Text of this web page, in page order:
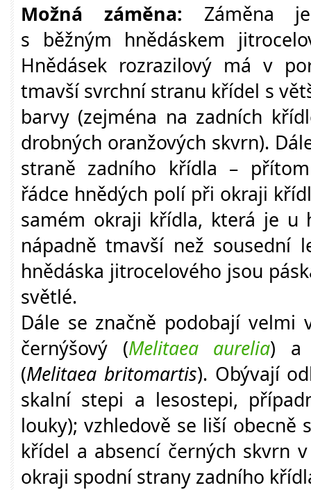
Možná záměna: Záměna je
s běžným hnědáskem
Hnědásek rozrazilový má v
tmavší svrchní stranu křídel s
barvy (zejména na zadních
drobných oranžových skvrn).
straně zadního křídla –
řádce hnědých polí při okraji
samém okraji křídla, která je u
nápadně tmavší než sousední
hnědáska jitrocelového jsou
světlé.
Dále se značně podobají velmi
černýšový (Melitaea aurelia) a
(Melitaea britomartis). Obývají
skalní stepi a lesostepi,
louky); vzhledově se liší obecně
křídel a absencí černých skvrn
okraji spodní strany zadního